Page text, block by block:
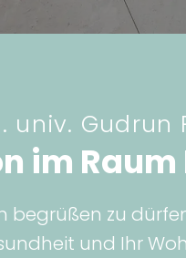
univ.
im
begrüßen zu
und Ihr